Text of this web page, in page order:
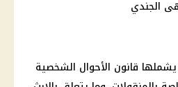
الجندي
يشملها قانون الأحوال الشخصية